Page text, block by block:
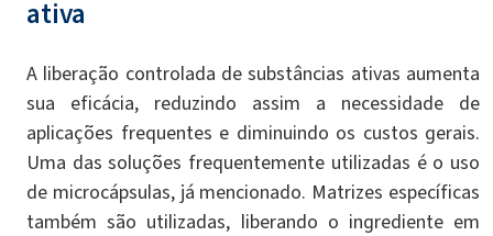
ativa
A liberação controlada de substâncias ativas aumenta
sua eficácia, reduzindo assim a necessidade de
aplicações frequentes e diminuindo os custos gerais.
Uma das soluções frequentemente utilizadas é o uso
de microcápsulas, já mencionado. Matrizes específicas
também são utilizadas, liberando o ingrediente em